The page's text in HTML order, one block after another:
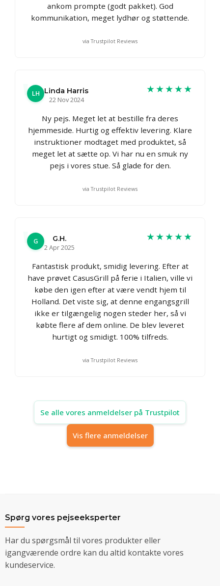
ankom prompte (godt pakket). God
kommunikation, meget lydhør og støttende.
via Trustpilot Reviews
LH
Linda Harris
22 Nov 2024
★★★★★
Ny pejs. Meget let at bestille fra deres
hjemmeside. Hurtig og effektiv levering. Klare
instruktioner modtaget med produktet, så
meget let at sætte op. Vi har nu en smuk ny
pejs i vores stue. Så glade for den.
via Trustpilot Reviews
G
G.H.
2 Apr 2025
★★★★★
Fantastisk produkt, smidig levering. Efter at
have prøvet CasusGrill på ferie i Italien, ville vi
købe den igen efter at være vendt hjem til
Holland. Det viste sig, at denne engangsgrill
ikke er tilgængelig nogen steder her, så vi
købte flere af dem online. De blev leveret
hurtigt og smidigt. 100% tilfreds.
via Trustpilot Reviews
Se alle vores anmeldelser på Trustpilot
Vis flere anmeldelser
Spørg vores pejseeksperter
Har du spørgsmål til vores produkter eller
igangværende ordre kan du altid kontakte vores
kundeservice.